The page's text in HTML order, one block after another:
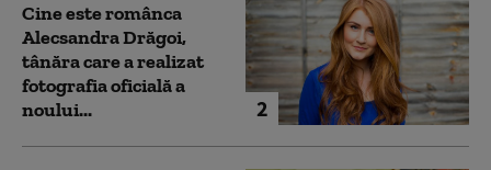
2
Cine este românca
Alecsandra Drăgoi,
tânăra care a realizat
fotografia oficială a
noului...